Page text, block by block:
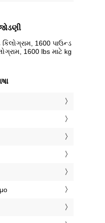
1600 પાઉન્ડ
1600 lbs માટે kg